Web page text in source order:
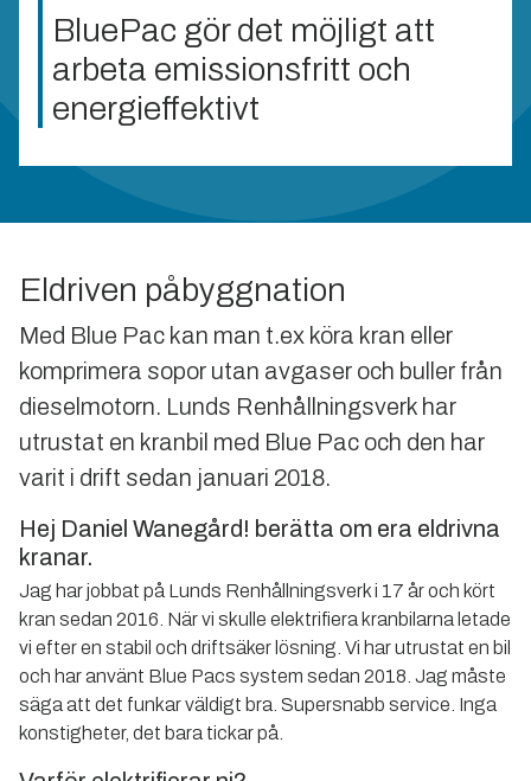
BluePac gör det möjligt att
arbeta emissionsfritt och
energieffektivt
Eldriven påbyggnation
Med Blue Pac kan man t.ex köra kran eller
komprimera sopor utan avgaser och buller från
dieselmotorn. Lunds Renhållningsverk har
utrustat en kranbil med Blue Pac och den har
varit i drift sedan januari 2018.
Hej Daniel Wanegård! berätta om era eldrivna
kranar.
Jag har jobbat på Lunds Renhållningsverk i 17 år och kört
kran sedan 2016. När vi skulle elektrifiera kranbilarna letade
vi efter en stabil och driftsäker lösning. Vi har utrustat en bil
och har använt Blue Pacs system sedan 2018. Jag måste
säga att det funkar väldigt bra. Supersnabb service. Inga
konstigheter, det bara tickar på.